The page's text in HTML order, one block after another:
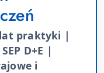
praktyki |
D+E |
i